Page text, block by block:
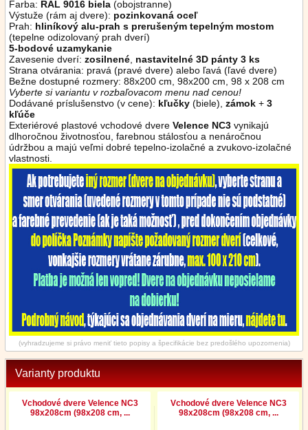
Farba: RAL 9016 biela (obojstranne)
Výstuže (rám aj dvere): pozinkovaná oceľ
Prah: hliníkový alu-prah s prerušeným tepelným mostom
(tepelne odizolovaný prah dverí)
5-bodové uzamykanie
Zavesenie dverí: zosilnené nastavitelné 3D pánty 3 ks
Strana otvárania: pravá (pravé dvere) alebo ľavá (ľavé dvere)
Bežne dostupné rozmery: 88x200 cm, 98x200 cm, 98 x 208 cm
Vyberte si variantu v rozbaľovacom menu nad cenou!
Dodávané príslušenstvo (v cene): kľučky (biele), zámok + 3
kľúče
Exteriérové plastové vchodové dvere Velence NC3 vynikajú
dlhoročnou životnosťou, farebnou stálosťou a nenáročnou
údržbou a majú veľmi dobré tepelno-izolačné a zvukovo-izolačné
vlastnosti.
(vyhradzujeme si právo meniť tieto popisy a špecifikácie bez predošlého upozornenia)
Varianty produktu
Vchodové dvere Velence NC3
98x208cm (98x208 cm, ...
Vchodové dvere Velence NC3
98x208cm (98x208 cm, ...